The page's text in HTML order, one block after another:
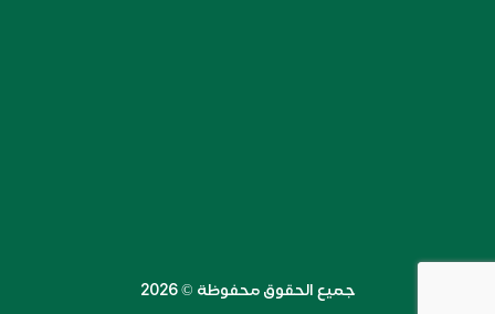
جميع الحقوق محفوظة ©️ 2026